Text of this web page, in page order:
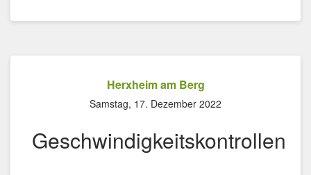
Herxheim am Berg
Samstag, 17. Dezember 2022
Geschwindigkeitskontrollen